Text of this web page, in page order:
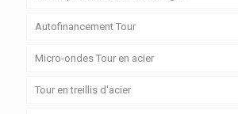
Autofinancement Tour
Micro-ondes Tour en acier
Tour en treillis d'acier